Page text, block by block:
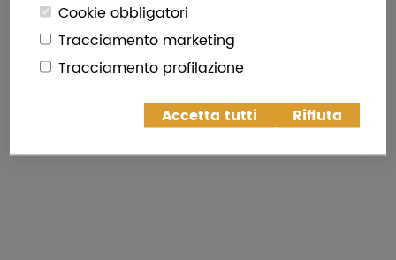
Cookie obbligatori
Tracciamento marketing
Tracciamento profilazione
Accetta tutti Rifiuta